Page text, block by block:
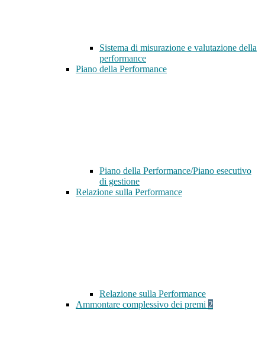
Sistema di misurazione e valutazione della
performance
Piano della Performance
Piano della Performance/Piano esecutivo
di gestione
Relazione sulla Performance
Relazione sulla Performance
Ammontare complessivo dei premi 2